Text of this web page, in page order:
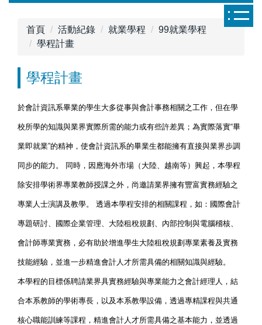
首頁 活動紀錄 就業學程
99就業學程
學程計畫
學程計畫
於會計資訊系畢業的學生大多從事與會計事務相關之工作，但在學
校所學的知識與業界實際所需的能力或有些許差異；為實際落實“畢
業即就業”的精神，使會計資訊系的畢業生都能擁有直接與業界步調
同步的能力。 同時，因應海外市場（大陸、越南等）興起，本學程
除安排學術界專業教師授課之外，尚邀請業界擁有豐富實務經驗之
專業人士演講及教學。 透過本學程安排的相關課程，如：國際會計
專題研討、國際企業管理、大陸租稅規劃、內部控制與電腦稽核、
會計師專業實務，必有助於增進學生大陸租稅規劃專業素養及實務
技能經驗，並進一步精進會計人才所需具備的相關知識與經驗。
本學程的目標係聘請業界具實務經驗與專業能力之會計經理人，結
合本系教師的學術專長，以及本系教學設備，透過專精課程與共通
核心職能訓練等課程，精進會計人才所需具備之基本能力，並透過